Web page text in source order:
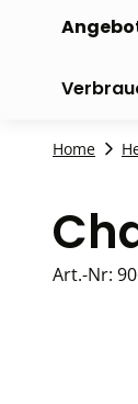
Home
Art.-Nr: